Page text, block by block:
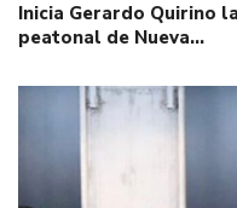
Inicia Gerardo Quirino
peatonal de Nueva…